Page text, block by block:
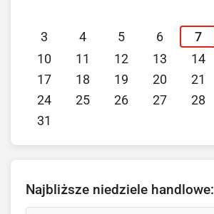
3
4 5 6 7
10
11 12 13 14
17
18 19 20 21
24
25 26 27 28
31
Najbliższe niedziele handlowe: